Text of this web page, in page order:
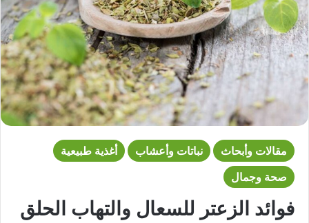
مقالات وأبحاث نباتات وأعشاب
أغذية طبيعية
صحة وجمال
فوائد الزعتر للسعال والتهاب الحلق